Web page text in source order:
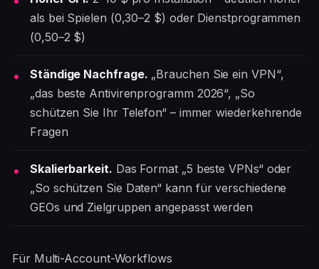
als bei Spielen (0,30–2 $) oder Dienstprogrammen
(0,50–2 $)
Ständige Nachfrage. „Brauchen Sie ein VPN“,
„das beste Antivirenprogramm 2026“, „So
schützen Sie Ihr Telefon“ – immer wiederkehrende
Fragen
Skalierbarkeit. Das Format „5 beste VPNs“ oder
„So schützen Sie Daten“ kann für verschiedene
GEOs und Zielgruppen angepasst werden
Für Multi-Account-Workflows